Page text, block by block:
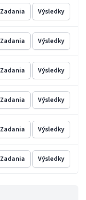
Zadania Výsledky
Zadania Výsledky
Zadania Výsledky
Zadania Výsledky
Zadania Výsledky
Zadania Výsledky